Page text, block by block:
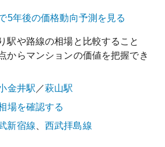
5年後の価格動向予測を見る
駅や路線の相場と比較すること
からマンションの価値を把握でき
金井駅 ／萩山駅
場を確認する
新宿線 西武拝島線